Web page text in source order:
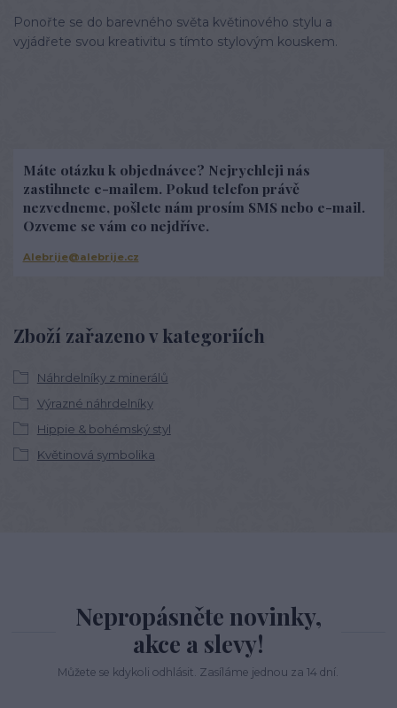
Ponořte se do barevného světa květinového stylu a
vyjádřete svou kreativitu s tímto stylovým kouskem.
Zboží zařazeno v kategoriích
Náhrdelníky z minerálů
Výrazné náhrdelníky
Hippie & bohémský styl
Květinová symbolika
Máte otázku k objednávce? Nejrychleji nás
zastihnete e-mailem. Pokud telefon právě
nezvedneme, pošlete nám prosím SMS nebo e-mail.
Ozveme se vám co nejdříve.
Alebrije@alebrije.cz
Nepropásněte novinky,
akce a slevy!
Můžete se kdykoli odhlásit. Zasíláme jednou za 14 dní.